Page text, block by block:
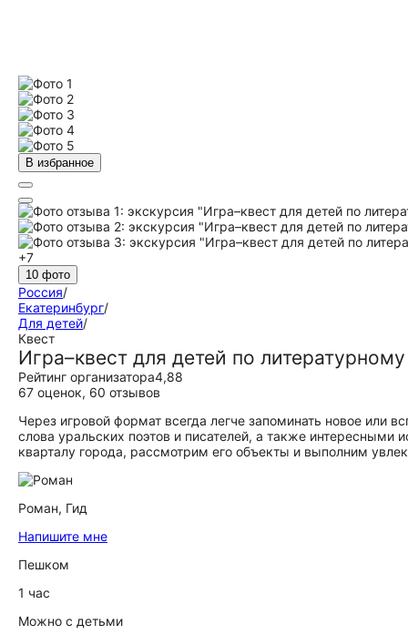
В избранное
+7
10 фото
Россия/
Екатеринбург/
Для детей/
Квест
Игра–квест для детей по
Рейтинг организатора4,88
67 оценок, 60 отзывов
Через игровой формат всегда легче запоминать новое или
слова уральских поэтов и писателей, а также
кварталу города, рассмотрим его объекты и выполним
Роман, Гид
Напишите мне
Пешком
1 час
Можно с детьми